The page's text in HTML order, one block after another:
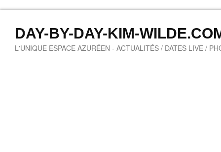
DAY-BY-DAY-KIM-
L'UNIQUE ESPACE AZURÉEN - ACTUALITÉS / DATES LIVE /